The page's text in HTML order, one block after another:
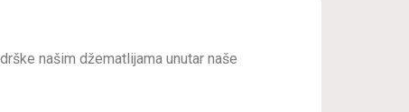
našim džematlijama unutar naše